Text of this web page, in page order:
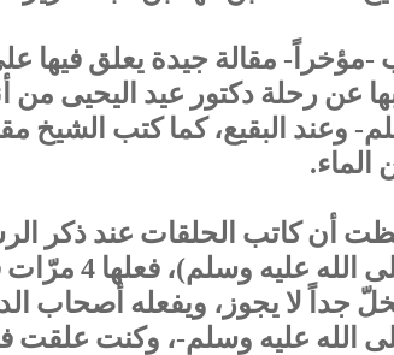
-مؤخراً- مقالة جيدة ‏يعلق فيها
عن رحلة دكتور عيد اليحيى ‏من
وعند البقيع، كما كتب الشيخ
الماء.
أن كاتب الحلقات عند ذكر
(‏صلى
جداً لا يجوز، ‏ويفعله أصحاب
الله عليه وسلم-، ‏وكنت علقت